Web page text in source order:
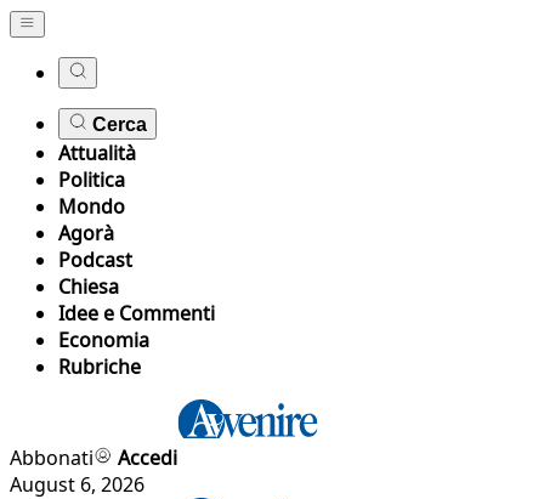
Cerca
Attualità
Politica
Mondo
Agorà
Podcast
Chiesa
Idee e Commenti
Economia
Rubriche
Abbonati
Accedi
August 6, 2026